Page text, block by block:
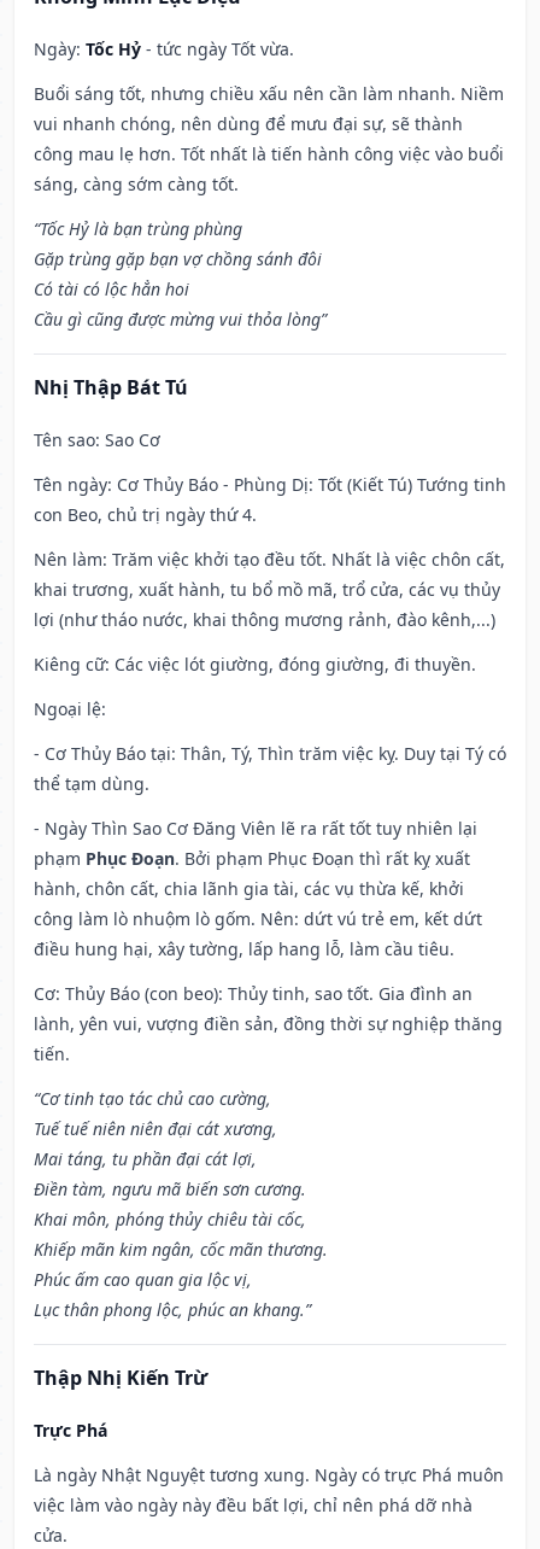
Ngày: Tốc Hỷ - tức ngày Tốt vừa.
Buổi sáng tốt, nhưng chiều xấu nên cần làm nhanh. Niềm
vui nhanh chóng, nên dùng để mưu đại sự, sẽ thành
công mau lẹ hơn. Tốt nhất là tiến hành công việc vào buổi
sáng, càng sớm càng tốt.
“Tốc Hỷ là bạn trùng phùng
Gặp trùng gặp bạn vợ chồng sánh đôi
Có tài có lộc hẳn hoi
Cầu gì cũng được mừng vui thỏa lòng”
Nhị Thập Bát Tú
Tên sao: Sao Cơ
Tên ngày: Cơ Thủy Báo - Phùng Dị: Tốt (Kiết Tú) Tướng tinh
con Beo, chủ trị ngày thứ 4.
Nên làm: Trăm việc khởi tạo đều tốt. Nhất là việc chôn cất,
khai trương, xuất hành, tu bổ mồ mã, trổ cửa, các vụ thủy
lợi (như tháo nước, khai thông mương rảnh, đào kênh,...)
Kiêng cữ: Các việc lót giường, đóng giường, đi thuyền.
Ngoại lệ:
- Cơ Thủy Báo tại: Thân, Tý, Thìn trăm việc kỵ. Duy tại Tý có
thể tạm dùng.
- Ngày Thìn Sao Cơ Đăng Viên lẽ ra rất tốt tuy nhiên lại
phạm Phục Đoạn. Bởi phạm Phục Đoạn thì rất kỵ xuất
hành, chôn cất, chia lãnh gia tài, các vụ thừa kế, khởi
công làm lò nhuộm lò gốm. Nên: dứt vú trẻ em, kết dứt
điều hung hại, xây tường, lấp hang lỗ, làm cầu tiêu.
Cơ: Thủy Báo (con beo): Thủy tinh, sao tốt. Gia đình an
lành, yên vui, vượng điền sản, đồng thời sự nghiệp thăng
tiến.
“Cơ tinh tạo tác chủ cao cường,
Tuế tuế niên niên đại cát xương,
Mai táng, tu phần đại cát lợi,
Điền tàm, ngưu mã biến sơn cương.
Khai môn, phóng thủy chiêu tài cốc,
Khiếp mãn kim ngân, cốc mãn thương.
Phúc ấm cao quan gia lộc vị,
Lục thân phong lộc, phúc an khang.”
Thập Nhị Kiến Trừ
Trực Phá
Là ngày Nhật Nguyệt tương xung. Ngày có trực Phá muôn
việc làm vào ngày này đều bất lợi, chỉ nên phá dỡ nhà
cửa.